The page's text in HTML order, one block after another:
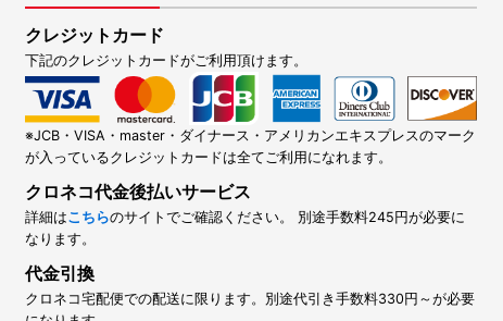
クレジットカード
下記のクレジットカードがご利用頂けます。
※JCB・VISA・master・ダイナース・アメリカンエキスプレスのマーク
が入っているクレジットカードは全てご利用になれます。
クロネコ代金後払いサービス
詳細はこちらのサイトでご確認ください。 別途手数料245円が必要に
なります。
代金引換
クロネコ宅配便での配送に限ります。別途代引き手数料330円～が必要